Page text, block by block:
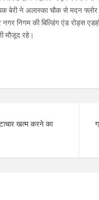
बेरी ने अलास्का चौक से मदन
निगम की बिल्डिंग एंड रोड्स
मौजूद रहे।
खत्म करने का